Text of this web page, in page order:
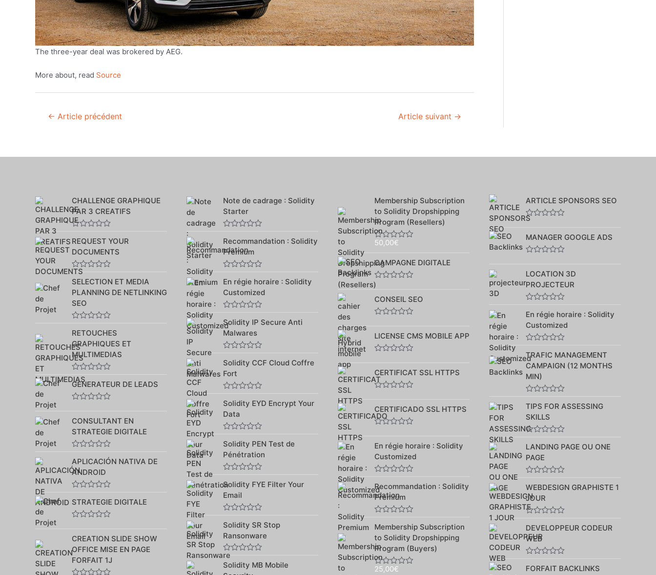
The three-year deal was brokered by AEG.
More about, read Source
Navigation
← Article précédent Article suivant →
CHALLENGE GRAPHIQUE
PAR 3 CREATIFS
0
sur
5
REQUEST YOUR
DOCUMENTS
Note
0
sur
5
SELECTION ET MEDIA
PLANNING DE NETLINKING
SEO
0
sur
5
RETOUCHES
GRAPHIQUES ET
MULTIMEDIAS
Note
0
sur
5
GENERATEUR DE LEADS
sur
5
CONSULTANT EN
STRATEGIE DIGITALE
0
sur
5
APLICACIÓN NATIVA DE
ANDROID
0
sur
5
STRATEGIE DIGITALE
sur
5
CREATION SLIDE SHOW
OFFICE MISE EN PAGE
FORFAIT 1J
Note de cadrage : Solidity
Starter
0
sur
5
Recommandation : Solidity
Premium
0
sur
5
En régie horaire : Solidity
Customized
0
sur
5
Solidity IP Secure Anti
Malwares
0
sur
5
Solidity CCF Cloud Coffre
Fort
0
sur
5
Solidity EYD Encrypt Your
Data
0
sur
5
Solidity PEN Test de
Pénétration
0
sur
5
Solidity FYE Filter Your
Email
0
sur
5
Solidity SR Stop
Ransonware
Note
0
sur
Solidity MB Mobile
Membership Subscription
to Solidity Dropshipping
Program (Resellers)
Note
sur
5
50,00€
CAMPAGNE DIGITALE
Note
sur
5
CONSEIL SEO
sur
5
LICENSE CMS MOBILE APP
sur
5
CERTIFICAT SSL HTTPS
sur
5
CERTIFICADO SSL HTTPS
sur
5
En régie horaire : Solidity
Customized
0
sur
5
Recommandation : Solidity
Premium
0
sur
5
Membership Subscription
to Solidity Dropshipping
Program (Buyers)
Note
25,00€
ARTICLE SPONSORS SEO
Note
sur
5
MANAGER GOOGLE ADS
sur
5
LOCATION 3D
PROJECTEUR
0
sur
5
En régie horaire : Solidity
Customized
0
sur
5
TRAFIC MANAGEMENT
CAMPAIGN (12 MONTHS
MIN)
0
sur
5
TIPS FOR ASSESSING
SKILLS
0
sur
5
LANDING PAGE OU ONE
PAGE
0
sur
5
WEBDESIGN GRAPHISTE 1
JOUR
0
sur
5
DEVELOPPEUR CODEUR
WEB
0
FORFAIT BACKLINKS